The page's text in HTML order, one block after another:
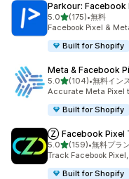
Parkour: Facebook
5.05つ星中
(175)
合計レビュー数：175件
•無料
Facebook Pixel &
Built for Shopify
Meta & Facebook
5.05つ星中
(104)
合計レビュー数：104
•無料イン
Accurate Meta Pixel
Built for Shopify
Ⓩ Facebook Pixel
5.05つ星中
(159)
合計レビュー数：159件
•無料プラ
Track Facebook
Built for Shopify